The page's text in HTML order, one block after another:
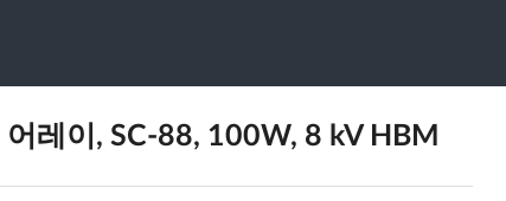
레이, SC-88, 100W, 8 kV HBM